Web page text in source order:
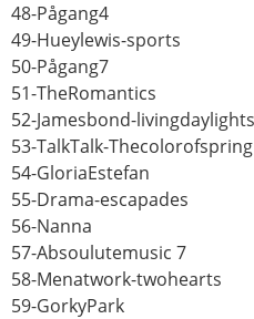
48-Pågang4
49-Hueylewis-sports
50-Pågang7
51-TheRomantics
52-Jamesbond-
53-TalkTalk-Thecolorofspring
54-GloriaEstefan
55-Drama-escapades
56-Nanna
57-Absoulutemusic 7
58-Menatwork-twohearts
59-GorkyPark